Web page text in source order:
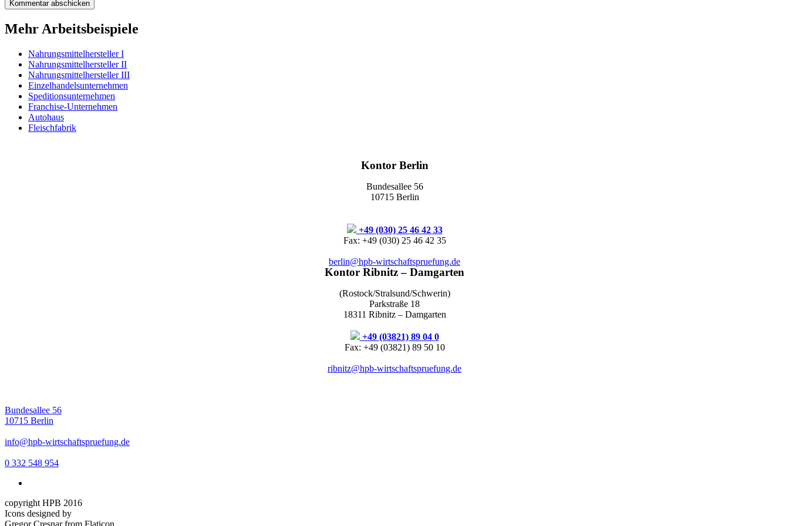
Mehr Arbeitsbeispiele
Nahrungsmittelhersteller I
Nahrungsmittelhersteller II
Nahrungsmittelhersteller III
Einzelhandelsunternehmen
Speditionsunternehmen
Franchise-Unternehmen
Autohaus
Fleischfabrik
Kontor Berlin
Bundesallee 56
10715 Berlin
+49 (030) 25 46 42 33
Fax: +49 (030) 25 46 42 35
berlin@hpb-wirtschaftspruefung.de
Kontor Ribnitz – Damgarten
(Rostock/Stralsund/Schwerin)
Parkstraße 18
18311 Ribnitz – Damgarten
+49 (03821) 89 04 0
Fax: +49 (03821) 89 50 10
ribnitz@hpb-wirtschaftspruefung.de
Bundesallee 56
10715 Berlin
info@hpb-wirtschaftspruefung.de
0 332 548 954
copyright HPB 2016
Icons designed by
Gregor Cresnar from Flaticon,